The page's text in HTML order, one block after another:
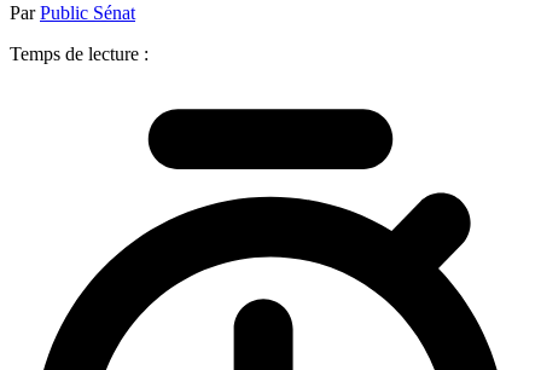
ParPublic Sénat
Temps de lecture :